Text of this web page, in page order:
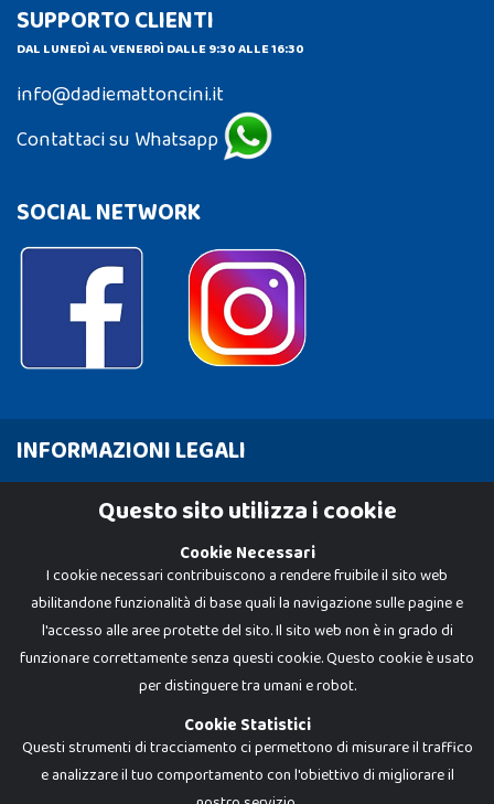
SUPPORTO CLIENTI
DAL LUNEDÌ AL VENERDÌ DALLE 9:30 ALLE 16:30
info@dadiemattoncini.it
Contattaci su Whatsapp
SOCIAL NETWORK
INFORMAZIONI LEGALI
Cookie PolicyQuesto sito utilizza i cookie
Cookie Necessari
I cookie necessari contribuiscono a rendere fruibile il sito web
abilitandone funzionalità di base quali la navigazione sulle pagine e
l'accesso alle aree protette del sito. Il sito web non è in grado di
funzionare correttamente senza questi cookie. Questo cookie è usato
per distinguere tra umani e robot.
Cookie Statistici
Questi strumenti di tracciamento ci permettono di misurare il traffico
e analizzare il tuo comportamento con l'obiettivo di migliorare il